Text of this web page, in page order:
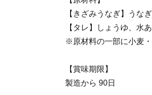
【きざみうなぎ】うな
【タレ】しょうゆ、水
※原材料の一部に小麦
【賞味期限】
製造から 90日